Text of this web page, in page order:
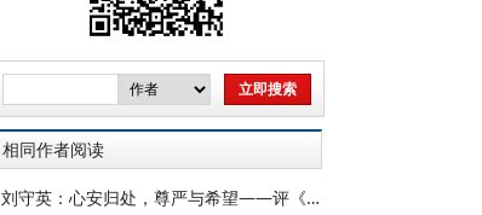
相同作者阅读
刘守英：心安归处，尊严与希望——评《吾乡：中国易地扶贫搬迁纪实》